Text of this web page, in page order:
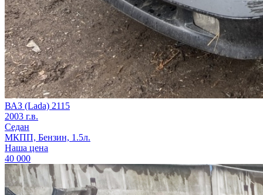
ВАЗ (Lada) 2115
2003 г.в.
Седан
МКПП, Бензин, 1.5л.
Наша цена
40 000